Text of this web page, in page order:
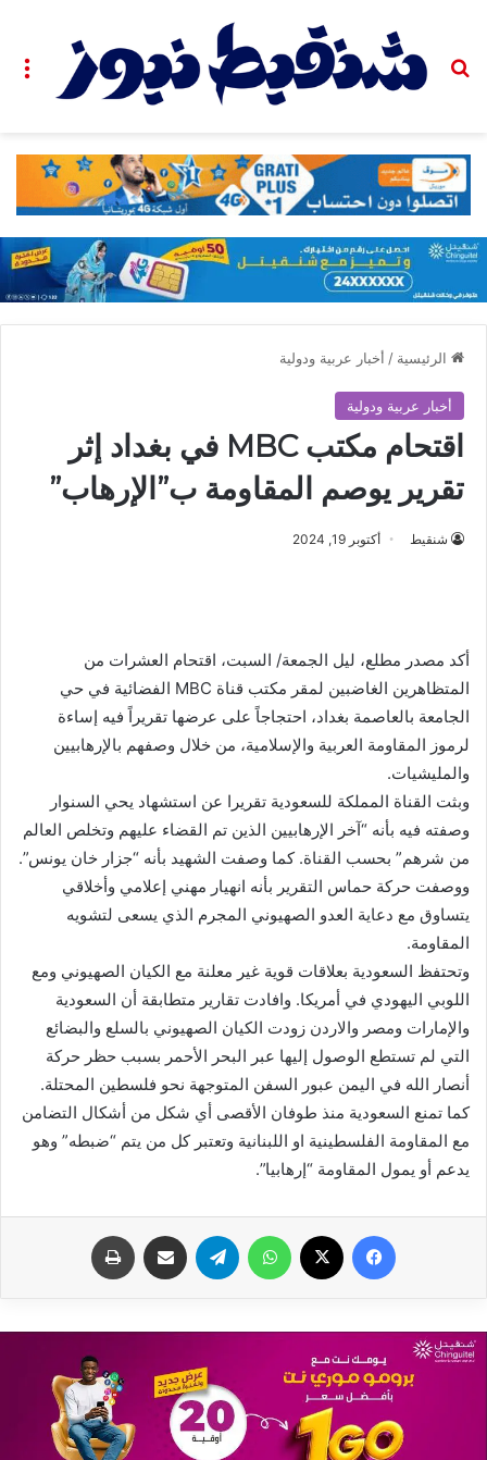
بحث عن
الرئيسية / أخبار عربية ودولية
أخبار عربية ودولية
اقتحام مكتب MBC في بغداد إثر
تقرير يوصم المقاومة ب”الإرهاب”
شنقيط أكتوبر 19, 2024
أكد مصدر مطلع، ليل الجمعة/ السبت، اقتحام العشرات من
المتظاهرين الغاضبين لمقر مكتب قناة MBC الفضائية في حي
الجامعة بالعاصمة بغداد، احتجاجاً على عرضها تقريراً فيه إساءة
لرموز المقاومة العربية والإسلامية، من خلال وصفهم بالإرهابيين
والمليشيات.
وبثت القناة المملكة للسعودية تقريرا عن استشهاد يحي السنوار
وصفته فيه بأنه “آخر الإرهابيين الذين تم القضاء عليهم وتخلص العالم
من شرهم” بحسب القناة. كما وصفت الشهيد بأنه “جزار خان يونس”.
ووصفت حركة حماس التقرير بأنه انهيار مهني إعلامي وأخلاقي
يتساوق مع دعاية العدو الصهيوني المجرم الذي يسعى لتشويه
المقاومة.
وتحتفظ السعودية بعلاقات قوية غير معلنة مع الكيان الصهيوني ومع
اللوبي اليهودي في أمريكا. وافادت تقارير متطابقة أن السعودية
والإمارات ومصر والاردن زودت الكيان الصهيوني بالسلع والبضائع
التي لم تستطع الوصول إليها عبر البحر الأحمر بسبب حظر حركة
أنصار الله في اليمن عبور السفن المتوجهة نحو فلسطين المحتلة.
كما تمنع السعودية منذ طوفان الأقصى أي شكل من أشكال التضامن
مع المقاومة الفلسطينية او اللبنانية وتعتبر كل من يتم “ضبطه” وهو
يدعم أو يمول المقاومة “إرهابيا”.
فيسبوك واتساب تيلقرام مشاركة عبر البريد